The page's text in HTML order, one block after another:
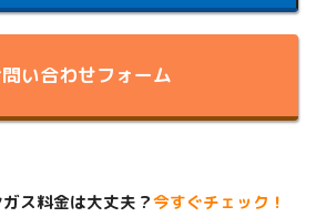
い合わせフォーム
ス料金は大丈夫？今すぐチェック！